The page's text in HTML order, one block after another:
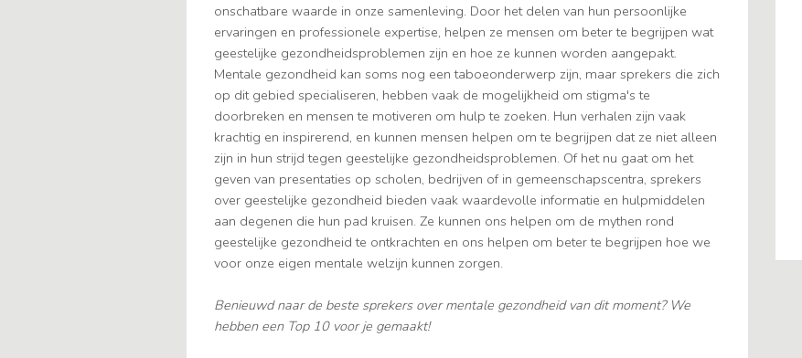
onschatbare waarde in onze samenleving. Door het delen van hun persoonlijke
ervaringen en professionele expertise, helpen ze mensen om beter te begrijpen wat
geestelijke gezondheidsproblemen zijn en hoe ze kunnen worden aangepakt.
Mentale gezondheid kan soms nog een taboeonderwerp zijn, maar sprekers die zich
op dit gebied specialiseren, hebben vaak de mogelijkheid om stigma's te
doorbreken en mensen te motiveren om hulp te zoeken. Hun verhalen zijn vaak
krachtig en inspirerend, en kunnen mensen helpen om te begrijpen dat ze niet alleen
zijn in hun strijd tegen geestelijke gezondheidsproblemen. Of het nu gaat om het
geven van presentaties op scholen, bedrijven of in gemeenschapscentra, sprekers
over geestelijke gezondheid bieden vaak waardevolle informatie en hulpmiddelen
aan degenen die hun pad kruisen. Ze kunnen ons helpen om de mythen rond
geestelijke gezondheid te ontkrachten en ons helpen om beter te begrijpen hoe we
voor onze eigen mentale welzijn kunnen zorgen.
Benieuwd naar de beste sprekers over mentale gezondheid van dit moment? We
hebben een Top 10 voor je gemaakt!